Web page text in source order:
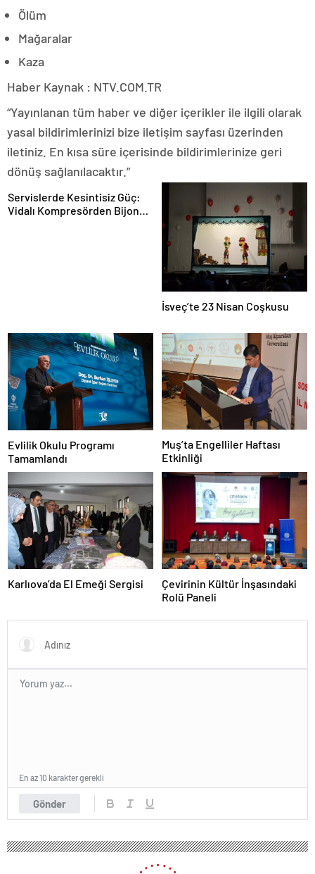
Ölüm
Mağaralar
Kaza
Haber Kaynak : NTV.COM.TR
“Yayınlanan tüm haber ve diğer içerikler ile ilgili olarak
yasal bildirimlerinizi bize iletişim sayfası üzerinden
iletiniz. En kısa süre içerisinde bildirimlerinize geri
dönüş sağlanılacaktır.”
Servislerde Kesintisiz Güç:
Vidalı Kompresörden Bijon
İsveç’te 23 Nisan Coşkusu
Evlilik Okulu Programı
Tamamlandı
Muş’ta Engelliler Haftası
Etkinliği
Karlıova’da El Emeği Sergisi
Çevirinin Kültür İnşasındaki
Rolü Paneli
Gönder
En az 10 karakter gerekli